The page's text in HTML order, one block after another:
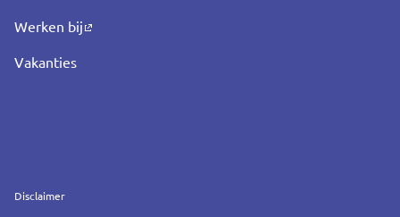
Werken bij
Vakanties
Service
Disclaimer